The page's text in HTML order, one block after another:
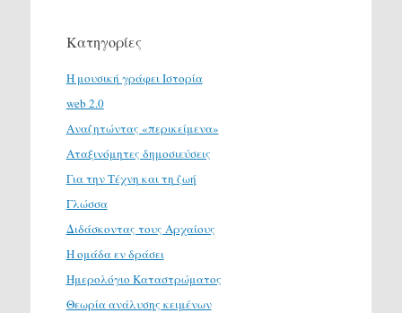
Κατηγορίες
H μουσική γράφει Ιστορία
web 2.0
Αναζητώντας «περικείμενα»
Αταξινόμητες δημοσιεύσεις
Για την Τέχνη και τη ζωή
Γλώσσα
Διδάσκοντας τους Αρχαίους
Η ομάδα εν δράσει
Ημερολόγιο Καταστρώματος
Θεωρία ανάλυσης κειμένων